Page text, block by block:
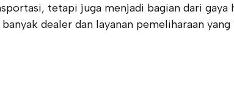
tetapi juga menjadi bagian dari gaya
dealer dan layanan pemeliharaan